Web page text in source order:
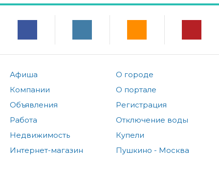
Афиша
Компании
Объявления
Работа
Недвижимость
Интернет-магазин
О городе
О портале
Регистрация
Отключение воды
Купели
Пушкино - Москва